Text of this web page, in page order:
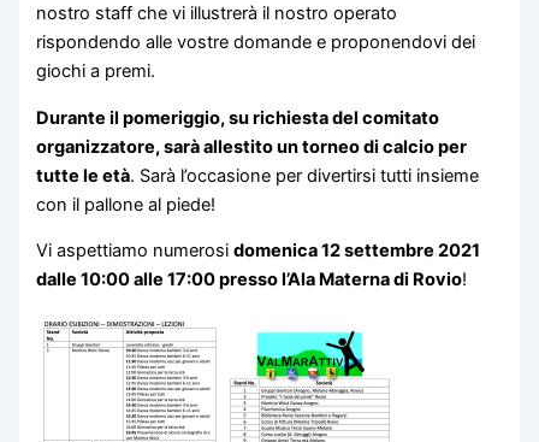
nostro staff che vi illustrerà il nostro operato
rispondendo alle vostre domande e proponendovi dei
giochi a premi.
Durante il pomeriggio, su richiesta del comitato
organizzatore, sarà allestito un torneo di calcio per
tutte le età. Sarà l’occasione per divertirsi tutti insieme
con il pallone al piede!
Vi aspettiamo numerosidomenica 12 settembre 2021
dalle 10:00 alle 17:00 presso l’Ala Materna di Rovio!